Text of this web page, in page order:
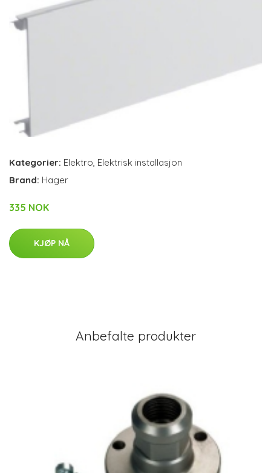
Kategorier: Elektro Elektrisk installasjon
Brand: Hager
335 NOK
KJØP NÅ
Anbefalte produkter